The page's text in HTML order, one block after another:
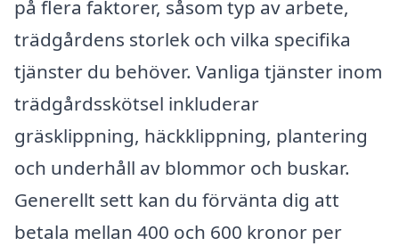
på flera faktorer, såsom typ av arbete,
trädgårdens storlek och vilka specifika
tjänster du behöver. Vanliga tjänster inom
trädgårdsskötsel inkluderar
gräsklippning, häckklippning, plantering
och underhåll av blommor och buskar.
Generellt sett kan du förvänta dig att
betala mellan 400 och 600 kronor per